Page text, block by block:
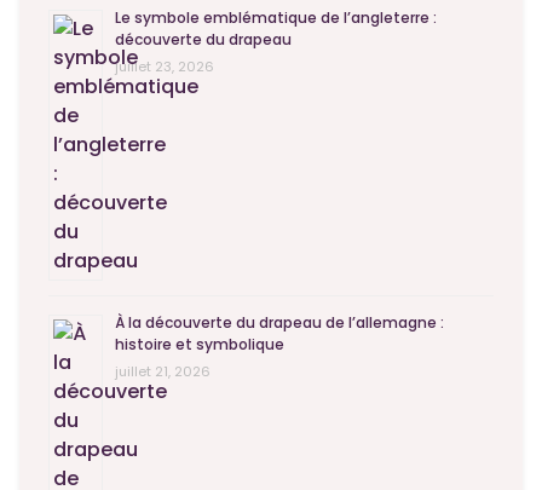
Le symbole emblématique de l’angleterre :
découverte du drapeau
juillet 23, 2026
À la découverte du drapeau de l’allemagne :
histoire et symbolique
juillet 21, 2026